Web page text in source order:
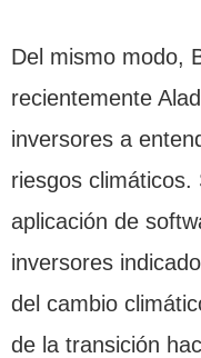
Del mismo modo,
recientemente
inversores a
riesgos
aplicación de
inversores
del cambio
de la transición